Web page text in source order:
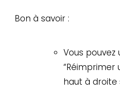
Bon à savoir :
Vous pouvez
“Réimprimer
haut à droite